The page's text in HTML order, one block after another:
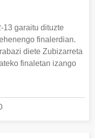
13 garaitu dituzte
finalerdian.
diete Zubizarreta
finaletan izango